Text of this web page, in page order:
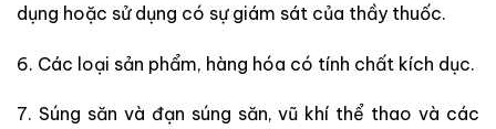
dụng hoặc sử dụng có sự giám sát của thầy thuốc.
6. Các loại sản phẩm, hàng hóa có tính chất kích dục.
7. Súng săn và đạn súng săn, vũ khí thể thao và các